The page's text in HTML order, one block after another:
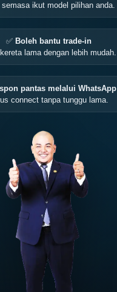
ikut model pilihan anda.
✅ Boleh bantu trade-in
lama dengan lebih mudah.
pantas melalui WhatsApp
connect tanpa tunggu lama.